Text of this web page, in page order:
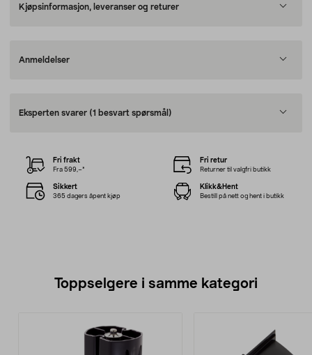
Kjøpsinformasjon, leveranser og returer
Anmeldelser
Eksperten svarer (1 besvart spørsmål)
Fri frakt
Fra 599,–*
Fri retur
Returner til valgfri butikk
Sikkert
365 dagers åpent kjøp
Klikk&Hent
Bestill på nett og hent i butikk
Toppselgere i samme kategori